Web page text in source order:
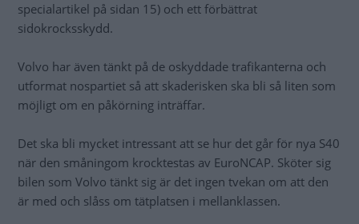
specialartikel på sidan 15) och ett förbättrat
sidokrocksskydd.
Volvo har även tänkt på de oskyddade trafikanterna och
utformat nospartiet så att skaderisken ska bli så liten som
möjligt om en påkörning inträffar.
Det ska bli mycket intressant att se hur det går för nya S40
när den småningom krocktestas av EuroNCAP. Sköter sig
bilen som Volvo tänkt sig är det ingen tvekan om att den
är med och slåss om tätplatsen i mellanklassen.